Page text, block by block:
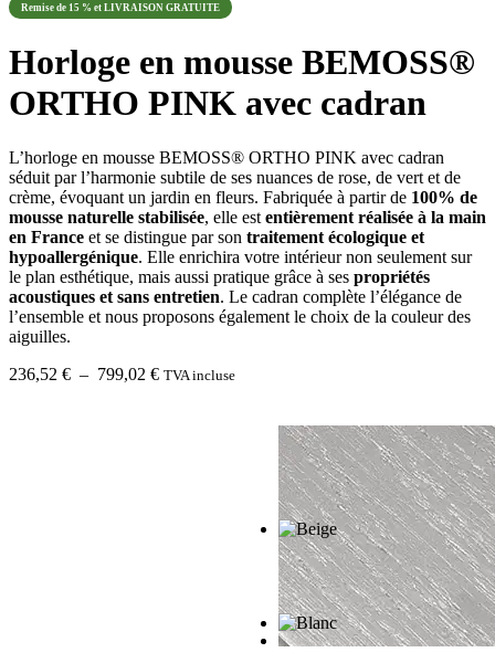
Remise de 15 % et LIVRAISON GRATUITE
Horloge en mousse BEMOSS®
ORTHO PINK avec cadran
L’horloge en mousse BEMOSS® ORTHO PINK avec cadran
séduit par l’harmonie subtile de ses nuances de rose, de vert et de
crème, évoquant un jardin en fleurs. Fabriquée à partir de 100% de
mousse naturelle stabilisée, elle est entièrement réalisée à la main
en France et se distingue par son traitement écologique et
hypoallergénique. Elle enrichira votre intérieur non seulement sur
le plan esthétique, mais aussi pratique grâce à ses propriétés
acoustiques et sans entretien. Le cadran complète l’élégance de
l’ensemble et nous proposons également le choix de la couleur des
aiguilles.
236,52 € – 799,02 €Plage
TVA incluse